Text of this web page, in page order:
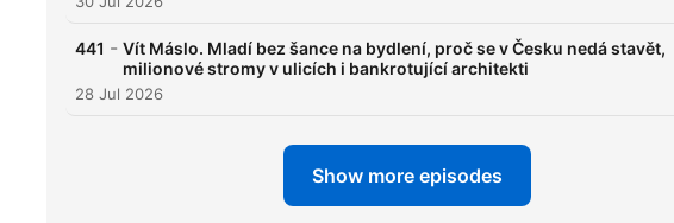
441 - Vít Máslo. Mladí bez šance na bydlení, proč se v Česku nedá stavět,
milionové stromy v ulicích i bankrotující architekti
28 Jul 2026
Show more episodes